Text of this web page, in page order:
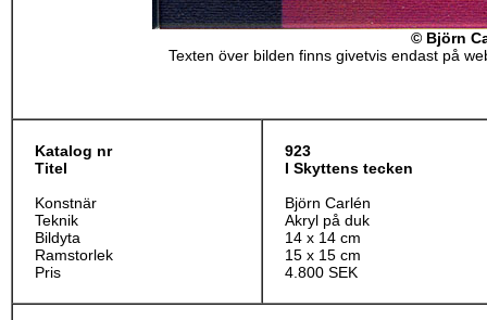
© Björn
Texten över bilden finns givetvis endast på
Katalog nr
Titel
Konstnär
Teknik
Bildyta
Ramstorlek
Pris
923
I Skyttens tecken
Björn Carlén
Akryl på duk
14 x 14 cm
15 x 15 cm
4.800 SEK